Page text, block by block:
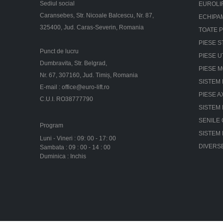
Sediul social
Caransebes, Str. Nicoale Balcescu, Nr. 87,
325400, Jud. Caras-Severin, Romania
Punct de lucru
Dumbravita, Str. Belgrad,
Nr. 67, 307160, Jud. Timiș, Romania
E-mail : office@euro-lift.ro
C.U.I. RO38777790
Program
Luni - Vineri : 09: 00 - 17: 00
Sambata : 09 : 00 - 14 : 00
Duminica : Inchis
TOATE
PIESE
PIESE
PIESE
SISTEM
PIESE
SISTEM
SENILE
SISTEM